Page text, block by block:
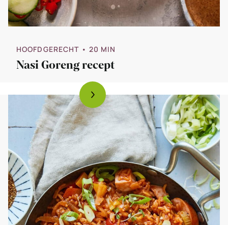
HOOFDGERECHT • 20 MIN
Nasi Goreng recept